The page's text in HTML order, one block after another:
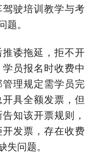
驶培训教学与考
。
诿拖延，拒不开
员报名时收费中
理规定需学员完
具全额发票，但
知该开票规则，
发票，存在收费
问题。